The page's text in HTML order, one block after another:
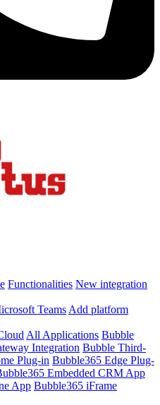
Functionalities New integration
Teams Add platform
All Applications Bubble
Integration Bubble Third-
Plug-in Bubble365 Edge Plug-
Embedded CRM App
App Bubble365 iFrame